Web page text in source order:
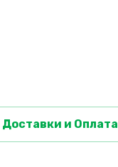
Доставки и Оплата